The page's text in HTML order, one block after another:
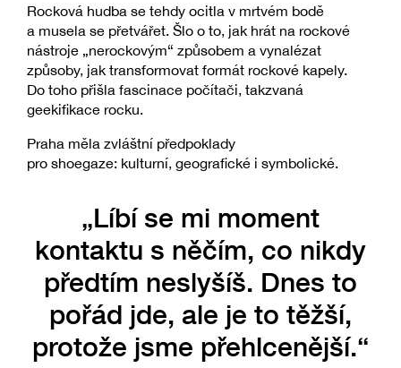
Rocková hudba se tehdy ocitla v mrtvém bodě
a musela se přetvářet. Šlo o to, jak hrát na rockové
nástroje „nerockovým“ způsobem a vynalézat
způsoby, jak transformovat formát rockové kapely.
Do toho přišla fascinace počítači, takzvaná
geekifikace rocku.
Praha měla zvláštní předpoklady
pro shoegaze: kulturní, geografické i symbolické.
„Líbí se mi moment
kontaktu s něčím, co nikdy
předtím neslyšíš. Dnes to
pořád jde, ale je to těžší,
protože jsme přehlcenější.“